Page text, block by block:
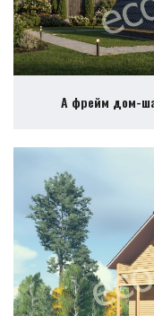
А фрейм дом-